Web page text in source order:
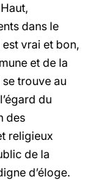
dans le
vrai et bon,
et de la
trouve au
du
des
religieux
de la
d’éloge.